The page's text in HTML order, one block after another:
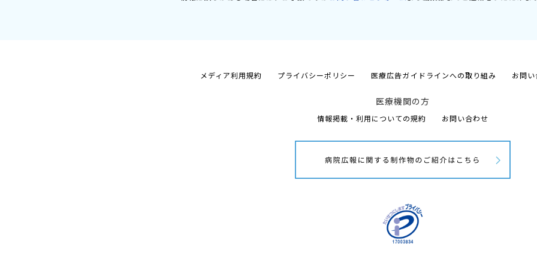
メディア利用規約 プライバシーポリシー 医療広告ガイドラインへの取り組み お問
医療機関の方
情報掲載・利用についての規約 お問い合わせ